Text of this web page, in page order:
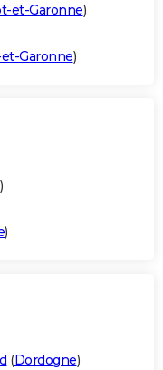
et-Garonne)
Garonne)
)
)
(Dordogne)